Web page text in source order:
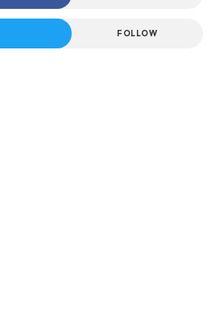
FOLLOW